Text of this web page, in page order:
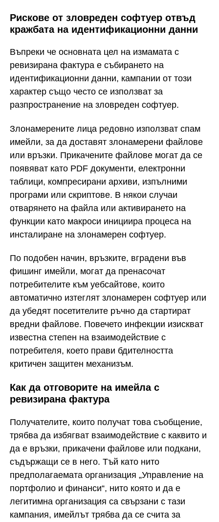
Рискове от зловреден софтуер отвъд
кражбата на идентификационни данни
Въпреки че основната цел на измамата с
ревизирана фактура е събирането на
идентификационни данни, кампании от този
характер също често се използват за
разпространение на зловреден софтуер.
Злонамерените лица редовно използват спам
имейли, за да доставят злонамерени файлове
или връзки. Прикачените файлове могат да се
появяват като PDF документи, електронни
таблици, компресирани архиви, изпълними
програми или скриптове. В някои случаи
отварянето на файла или активирането на
функции като макроси инициира процеса на
инсталиране на злонамерен софтуер.
По подобен начин, връзките, вградени във
фишинг имейли, могат да пренасочат
потребителите към уебсайтове, които
автоматично изтеглят злонамерен софтуер или
да убедят посетителите ръчно да стартират
вредни файлове. Повечето инфекции изискват
известна степен на взаимодействие с
потребителя, което прави бдителността
критичен защитен механизъм.
Как да отговорите на имейла с
ревизирана фактура
Получателите, които получат това съобщение,
трябва да избягват взаимодействие с каквито и
да е връзки, прикачени файлове или подкани,
съдържащи се в него. Тъй като нито
предполагаемата организация „Управление на
портфолио и финанси“, нито която и да е
легитимна организация са свързани с тази
кампания, имейлът трябва да се счита за